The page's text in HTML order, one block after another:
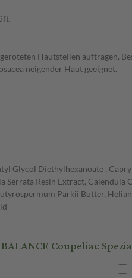
Hautstellen auftragen.
neigender Haut geeignet.
Glycol Diethylhexanoate ,
Serrata Resin Extract,
Parkii Butter,
Coupeliac